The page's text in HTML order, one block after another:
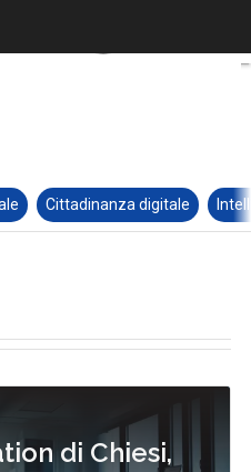
Cittadinanza digitale
di Chiesi,